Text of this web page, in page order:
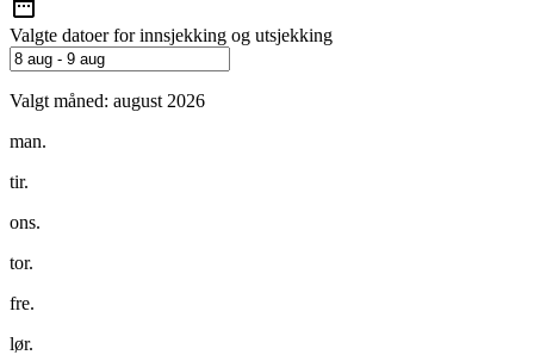
Valgte datoer for innsjekking og utsjekking
Valgt måned: august 2026
man.
tir.
ons.
tor.
fre.
lør.